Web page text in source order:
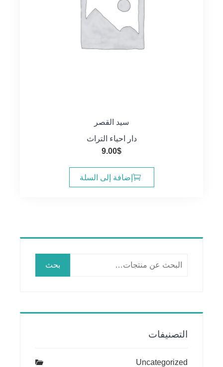
سيد القصر
دار احياء التراث
9.00$
إضافة إلى السلة
بحث
التصنيفات
Uncategorized